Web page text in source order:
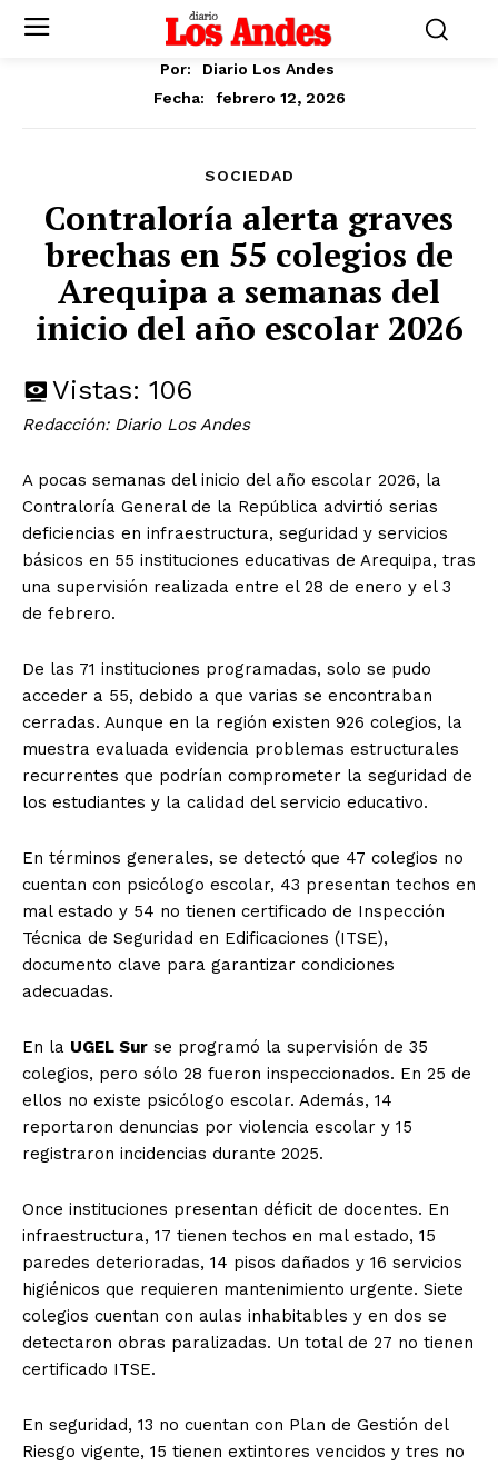
Por:
Diario Los Andes
Fecha:
febrero 12, 2026
SOCIEDAD
Contraloría alerta graves
brechas en 55 colegios de
Arequipa a semanas del
inicio del año escolar 2026
Vistas: 106
Redacción: Diario Los Andes
A pocas semanas del inicio del año escolar 2026, la
Contraloría General de la República advirtió serias
deficiencias en infraestructura, seguridad y servicios
básicos en 55 instituciones educativas de Arequipa, tras
una supervisión realizada entre el 28 de enero y el 3
de febrero.
De las 71 instituciones programadas, solo se pudo
acceder a 55, debido a que varias se encontraban
cerradas. Aunque en la región existen 926 colegios, la
muestra evaluada evidencia problemas estructurales
recurrentes que podrían comprometer la seguridad de
los estudiantes y la calidad del servicio educativo.
En términos generales, se detectó que 47 colegios no
cuentan con psicólogo escolar, 43 presentan techos en
mal estado y 54 no tienen certificado de Inspección
Técnica de Seguridad en Edificaciones (ITSE),
documento clave para garantizar condiciones
adecuadas.
En la UGEL Sur se programó la supervisión de 35
colegios, pero sólo 28 fueron inspeccionados. En 25 de
ellos no existe psicólogo escolar. Además, 14
reportaron denuncias por violencia escolar y 15
registraron incidencias durante 2025.
Once instituciones presentan déficit de docentes. En
infraestructura, 17 tienen techos en mal estado, 15
paredes deterioradas, 14 pisos dañados y 16 servicios
higiénicos que requieren mantenimiento urgente. Siete
colegios cuentan con aulas inhabitables y en dos se
detectaron obras paralizadas. Un total de 27 no tienen
certificado ITSE.
En seguridad, 13 no cuentan con Plan de Gestión del
Riesgo vigente, 15 tienen extintores vencidos y tres no